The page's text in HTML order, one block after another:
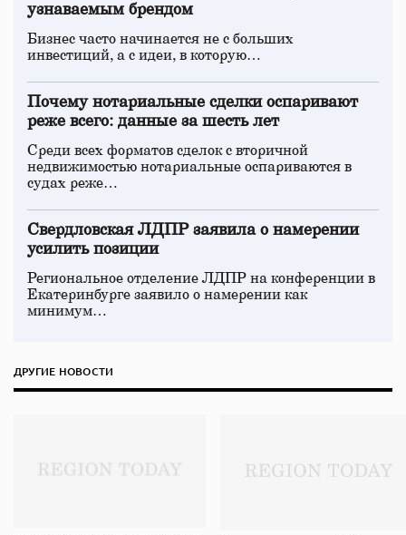
узнаваемым брендом
Бизнес часто начинается не с больших
инвестиций, а с идеи, в которую…
Почему нотариальные сделки оспаривают
реже всего: данные за шесть лет
Среди всех форматов сделок с вторичной
недвижимостью нотариальные оспариваются в
судах реже…
Свердловская ЛДПР заявила о намерении
усилить позиции
Региональное отделение ЛДПР на конференции в
Екатеринбурге заявило о намерении как
минимум…
ДРУГИЕ НОВОСТИ